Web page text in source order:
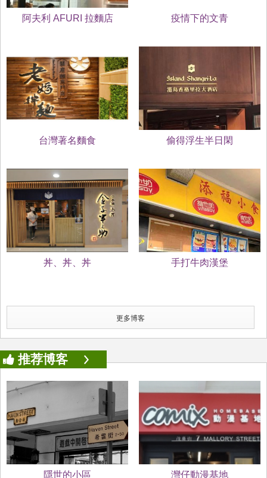
阿夫利 AFURI 拉麵店 疫情下的文青
台灣著名麵食 偷得浮生半日閑
丼、丼、丼 手打牛肉漢堡
更多博客
推荐博客
隱世的小區 灣仔動漫基地